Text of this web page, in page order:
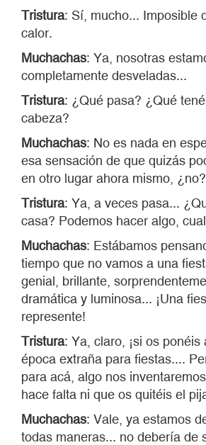
Tristura: Sí, mucho... Imposible
calor.
Muchachas: Ya, nosotras
completamente desveladas...
Tristura: ¿Qué pasa? ¿Qué
cabeza?
Muchachas: No es nada en
esa sensación de que quizás
en otro lugar ahora mismo, ¿no?
Tristura: Ya, a veces pasa...
casa? Podemos hacer algo,
Muchachas: Estábamos
tiempo que no vamos a una
genial, brillante,
dramática y luminosa... ¡Una
represente!
Tristura: Ya, claro, ¡si os ponéis
época extraña para fiestas....
para acá, algo nos
hace falta ni que os quitéis el
Muchachas: Vale, ya estamos
todas maneras... no debería de